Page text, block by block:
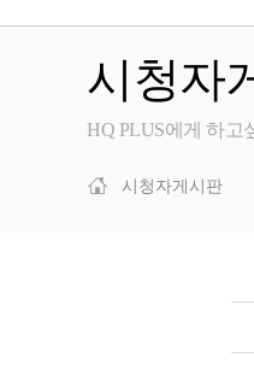
시청자
HQ PLUS에게 하고
시청자게시판